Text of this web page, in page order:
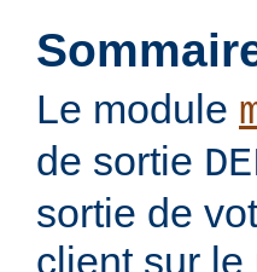
Le module
de sortie
sortie de
client sur le